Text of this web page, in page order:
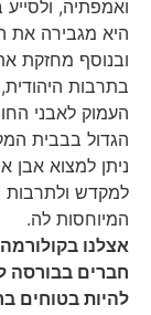
ולסייע בהבנה
את האמונה
מחזקת את
היהודית, יש
לאבני החושן, שהן
המקדש. כמו
אבן אמרלד
ולתרבות
לה.
בקולורמה, כל
בבורסה לאבני חן
בטוחים ברכישה